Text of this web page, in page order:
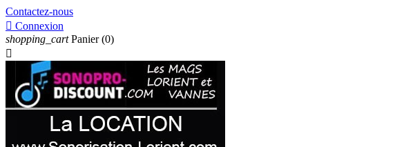
Contactez-nous
 Connexion
shopping_cart Panier (0)
